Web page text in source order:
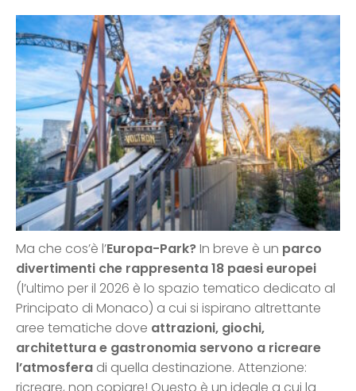
Ma che cos’è l’Europa-Park?In breve è un parco
divertimenti che rappresenta 18 paesi europei
(l’ultimo per il 2026 è lo spazio tematico dedicato al
Principato di Monaco) a cui si ispirano altrettante
aree tematiche dove attrazioni, giochi,
architettura e gastronomia servono a ricreare
l’atmosfera di quella destinazione. Attenzione: